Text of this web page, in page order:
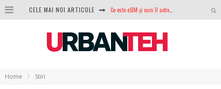
CELE MAI NOI ARTICOLE
100 GB de internet mobil gratuit de la Orange. Fără contract, fără acte și fără obligații
Home Stiri